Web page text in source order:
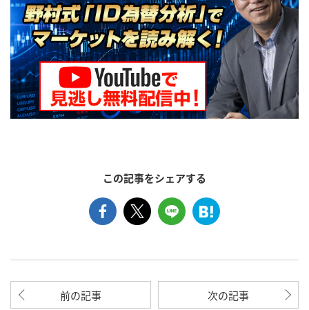
この記事をシェアする
前の記事 次の記事